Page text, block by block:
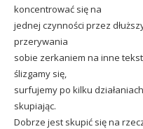
koncentrować się na
jednej czynności przez
przerywania
sobie zerkaniem na inne
ślizgamy się,
surfujemy po kilku
skupiając.
Dobrze jest skupić się na